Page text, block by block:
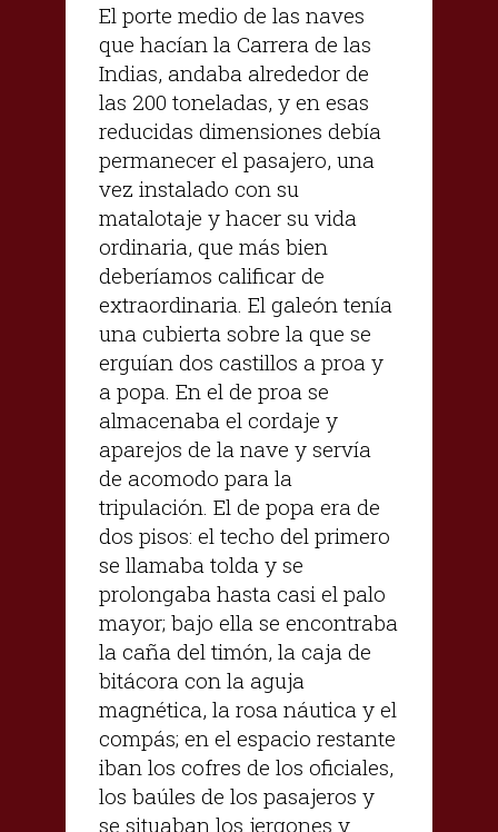
El porte medio de las naves
que hacían la Carrera de las
Indias, andaba alrededor de
las 200 toneladas, y en esas
reducidas dimensiones debía
permanecer el pasajero, una
vez instalado con su
matalotaje y hacer su vida
ordinaria, que más bien
deberíamos calificar de
extraordinaria. El galeón tenía
una cubierta sobre la que se
erguían dos castillos a proa y
a popa. En el de proa se
almacenaba el cordaje y
aparejos de la nave y servía
de acomodo para la
tripulación. El de popa era de
dos pisos: el techo del primero
se llamaba tolda y se
prolongaba hasta casi el palo
mayor; bajo ella se encontraba
la caña del timón, la caja de
bitácora con la aguja
magnética, la rosa náutica y el
compás; en el espacio restante
iban los cofres de los oficiales,
los baúles de los pasajeros y
se situaban los jergones y